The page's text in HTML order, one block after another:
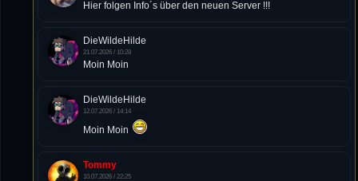
Hier folgen Info´s über den neuen Server !!!
DieWildeHilde
21.07.2026 / 10:28
Moin Moin
DieWildeHilde
12.07.2026 / 14:14
Moin Moin
Tommy
10.07.2026 / 22:25